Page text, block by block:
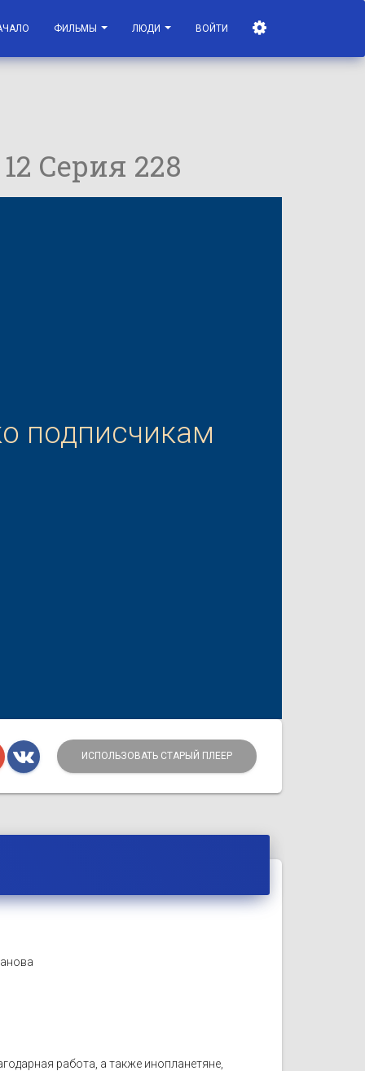
ФИЛЬМЫ ЛЮДИ ВОЙТИ
Серия 228
подписчикам
ИСПОЛЬЗОВАТЬ СТАРЫЙ ПЛЕЕР
работа, а также инопланетяне,